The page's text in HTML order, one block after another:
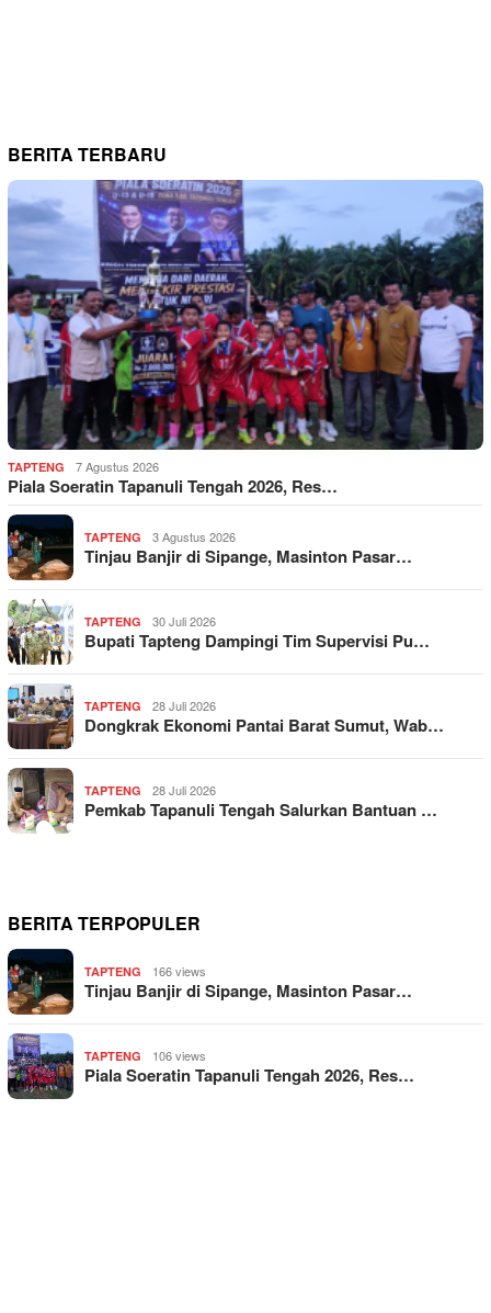
BERITA TERBARU
TAPTENG 7 Agustus 2026
Piala Soeratin Tapanuli Tengah 2026, Res…
TAPTENG 3 Agustus 2026
Tinjau Banjir di Sipange, Masinton Pasar…
TAPTENG 30 Juli 2026
Bupati Tapteng Dampingi Tim Supervisi Pu…
TAPTENG 28 Juli 2026
Dongkrak Ekonomi Pantai Barat Sumut, Wab…
TAPTENG 28 Juli 2026
Pemkab Tapanuli Tengah Salurkan Bantuan …
BERITA TERPOPULER
TAPTENG 166 views
Tinjau Banjir di Sipange, Masinton Pasar…
TAPTENG 106 views
Piala Soeratin Tapanuli Tengah 2026, Res…